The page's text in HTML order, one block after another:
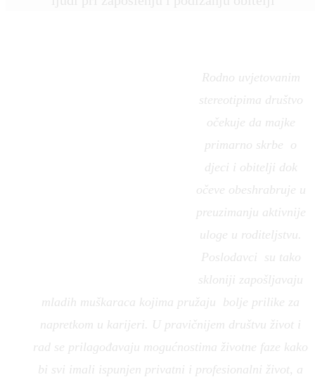
Rodno uvjetovanim
stereotipima društvo
očekuje da majke
primarno skrbe o
djeci i obitelji dok
očeve obeshrabruje u
preuzimanju aktivnije
uloge u roditeljstvu.
Poslodavci su tako
skloniji zapošljavaju
mladih muškaraca kojima pružaju bolje prilike za
napretkom u karijeri. U pravičnijem društvu život i
rad se prilagođavaju mogućnostima životne faze kako
bi svi imali ispunjen privatni i profesionalni život, a